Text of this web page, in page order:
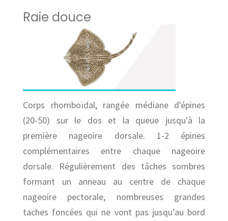
Raie douce
Corps rhomboïdal, rangée médiane d'épines
(20-50) sur le dos et la queue jusqu'à la
première nageoire dorsale. 1-2 épines
complémentaires entre chaque nageoire
dorsale. Régulièrement des tâches sombres
formant un anneau au centre de chaque
nageoire pectorale, nombreuses grandes
taches foncées qui ne vont pas jusqu’au bord